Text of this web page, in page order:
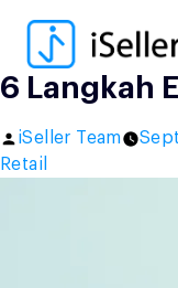
content
6 Langkah
Posted
by
iSeller Team
Retail